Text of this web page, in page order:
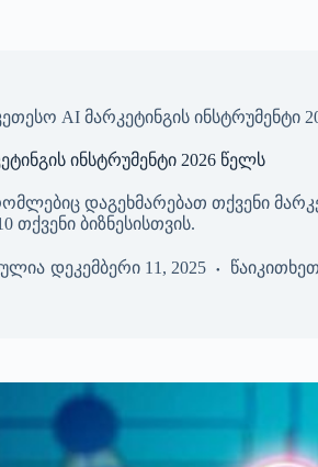
AI მარკეტინგის ინსტრუმენტი
ინსტრუმენტი 2026 წელს
დაგეხმარებათ თქვენი
თქვენი ბიზნესისთვის.
დეკემბერი 11, 2025